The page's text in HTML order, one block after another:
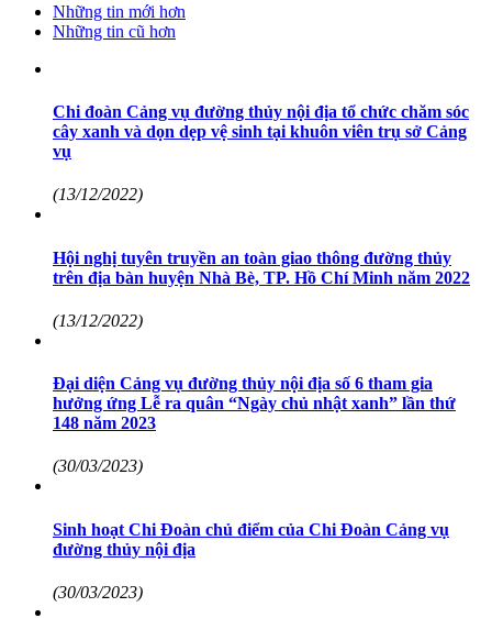
Những tin mới hơn
Những tin cũ hơn
Chi đoàn Cảng vụ đường thủy nội địa tổ chức chăm sóc
cây xanh và dọn dẹp vệ sinh tại khuôn viên trụ sở Cảng
vụ
(13/12/2022)
Hội nghị tuyên truyền an toàn giao thông đường thủy
trên địa bàn huyện Nhà Bè, TP. Hồ Chí Minh năm 2022
(13/12/2022)
Đại diện Cảng vụ đường thủy nội địa số 6 tham gia
hưởng ứng Lễ ra quân “Ngày chủ nhật xanh” lần thứ
148 năm 2023
(30/03/2023)
Sinh hoạt Chi Đoàn chủ điểm của Chi Đoàn Cảng vụ
đường thủy nội địa
(30/03/2023)